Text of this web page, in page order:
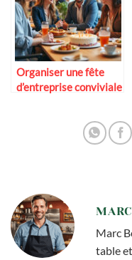
Organiser une fête
d’entreprise conviviale
Marc
table